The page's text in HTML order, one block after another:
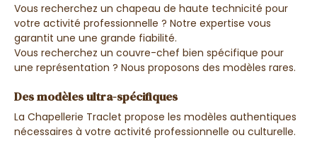
Vous recherchez un chapeau de haute technicité pour
votre activité professionnelle ? Notre expertise vous
garantit une une grande fiabilité.
Vous recherchez un couvre-chef bien spécifique pour
une représentation ? Nous proposons des modèles rares.
Des modèles ultra-spécifiques
La Chapellerie Traclet propose les modèles authentiques
nécessaires à votre activité professionnelle ou culturelle.